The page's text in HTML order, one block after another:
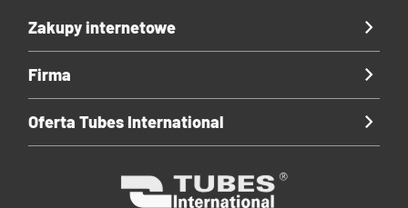
Zakupy internetowe
Firma
Oferta Tubes International